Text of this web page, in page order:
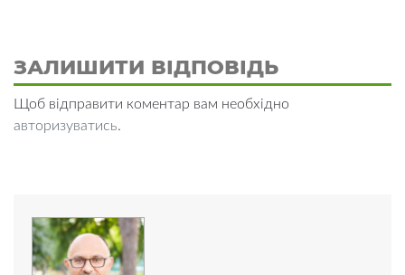
ЗАЛИШИТИ ВІДПОВІДЬ
Щоб відправити коментар вам необхідно
авторизуватись.